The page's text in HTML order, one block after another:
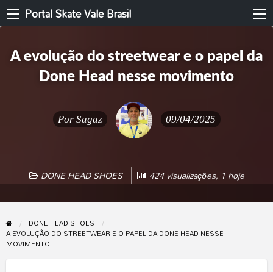
Portal Skate Vale Brasil
A evolução do streetwear e o papel da
Done Head nesse movimento
Por Sagaz 09/04/2025
DONE HEAD SHOES 424 visualizações, 1 hoje
DONE HEAD SHOES
A EVOLUÇÃO DO STREETWEAR E O PAPEL DA DONE HEAD NESSE
MOVIMENTO